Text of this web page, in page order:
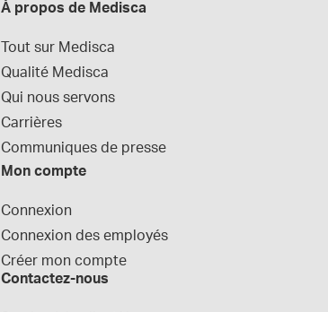
À propos de Medisca
Tout sur Medisca
Qualité Medisca
Qui nous servons
Carrières
Communiques de presse
Mon compte
Connexion
Connexion des employés
Créer mon compte
Contactez-nous